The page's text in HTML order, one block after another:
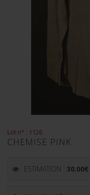
Lot n° : 1126
CHEMISE PINK
ESTIMATION : 30.00€